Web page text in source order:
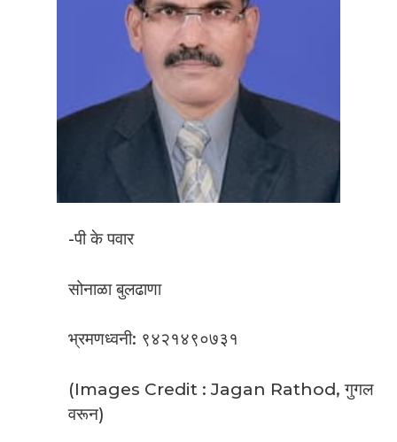
-पी के पवार
सोनाळा बुलढाणा
भ्रमणध्वनी: ९४२१४९०७३१
(Images Credit : Jagan Rathod, गुगल
वरून)